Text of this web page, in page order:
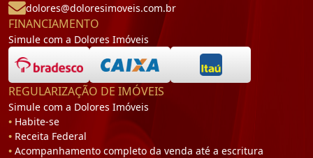
dolores@doloresimoveis.com.br
FINANCIAMENTO
Simule com a Dolores Imóveis
REGULARIZAÇÃO DE IMÓVEIS
Simule com a Dolores Imóveis
• Habite-se
• Receita Federal
• Acompanhamento completo da venda até a escritura